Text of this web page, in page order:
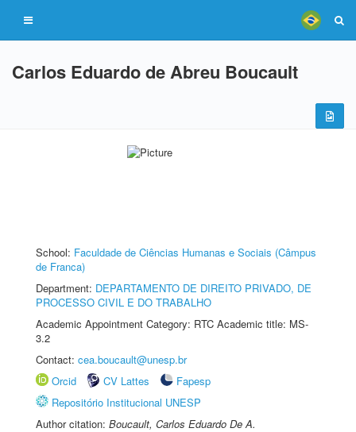
Carlos Eduardo de Abreu Boucault
School: Faculdade de Ciências Humanas e Sociais (Câmpus
de Franca)
Department: DEPARTAMENTO DE DIREITO PRIVADO, DE
PROCESSO CIVIL E DO TRABALHO
Academic Appointment Category: RTC Academic title: MS-
3.2
Contact: cea.boucault@unesp.br
Orcid
CV Lattes
Fapesp
Repositório Institucional UNESP
Author citation: Boucault, Carlos Eduardo De A.